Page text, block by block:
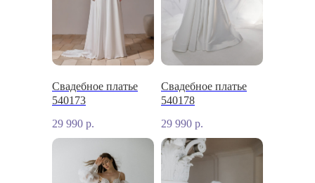
Свадебное платье
540173
29 990 р.
Свадебное платье
540178
29 990 р.